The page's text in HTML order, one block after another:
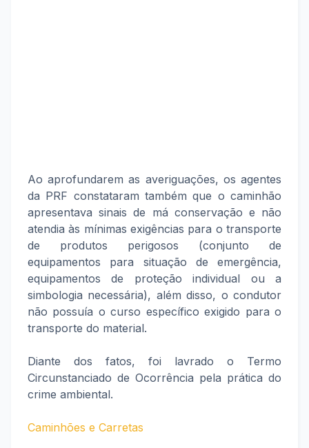
Ao aprofundarem as averiguações, os agentes
da PRF constataram também que o caminhão
apresentava sinais de má conservação e não
atendia às mínimas exigências para o transporte
de produtos perigosos (conjunto de
equipamentos para situação de emergência,
equipamentos de proteção individual ou a
simbologia necessária), além disso, o condutor
não possuía o curso específico exigido para o
transporte do material.
Diante dos fatos, foi lavrado o Termo
Circunstanciado de Ocorrência pela prática do
crime ambiental.
Caminhões e Carretas